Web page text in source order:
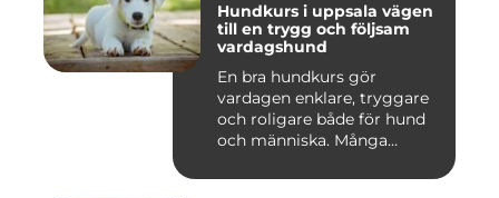
Hundkurs i uppsala vägen
till en trygg och följsam
vardagshund
En bra hundkurs gör
vardagen enklare, tryggare
och roligare både för hund
och människa. Många